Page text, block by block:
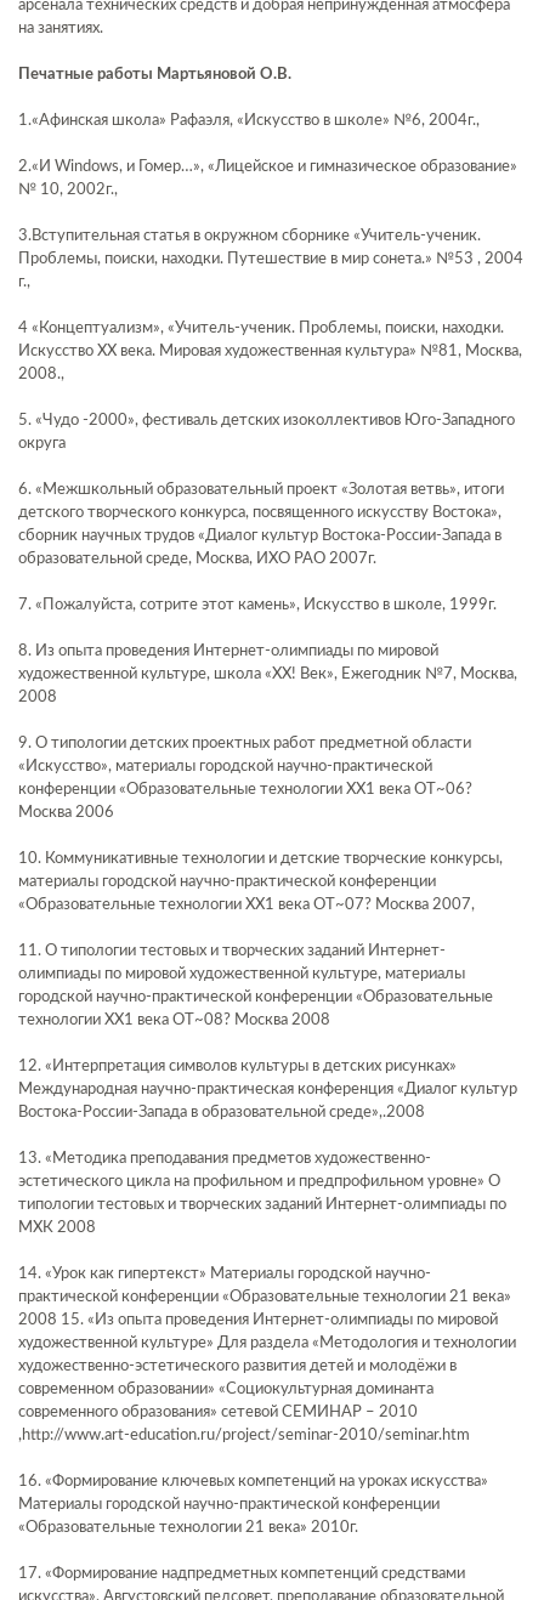
арсенала технических средств и добрая непринужденная атмосфера
на занятиях.
Печатные работы Мартьяновой О.В.
1.«Афинская школа» Рафаэля, «Искусство в школе» №6, 2004г.,
2.«И Windows, и Гомер…», «Лицейское и гимназическое образование»
№ 10, 2002г.,
3.Вступительная статья в окружном сборнике «Учитель-ученик.
Проблемы, поиски, находки. Путешествие в мир сонета.» №53 , 2004
г.,
4 «Концептуализм», «Учитель-ученик. Проблемы, поиски, находки.
Искусство ХХ века. Мировая художественная культура» №81, Москва,
2008.,
5. «Чудо -2000», фестиваль детских изоколлективов Юго-Западного
округа
6. «Межшкольный образовательный проект «Золотая ветвь», итоги
детского творческого конкурса, посвященного искусству Востока»,
сборник научных трудов «Диалог культур Востока-России-Запада в
образовательной среде, Москва, ИХО РАО 2007г.
7. «Пожалуйста, сотрите этот камень», Искусство в школе, 1999г.
8. Из опыта проведения Интернет-олимпиады по мировой
художественной культуре, школа «ХХ! Век», Ежегодник №7, Москва,
2008
9. О типологии детских проектных работ предметной области
«Искусство», материалы городской научно-практической
конференции «Образовательные технологии ХХ1 века ОТ~06?
Москва 2006
10. Коммуникативные технологии и детские творческие конкурсы,
материалы городской научно-практической конференции
«Образовательные технологии ХХ1 века ОТ~07? Москва 2007,
11. О типологии тестовых и творческих заданий Интернет-
олимпиады по мировой художественной культуре, материалы
городской научно-практической конференции «Образовательные
технологии ХХ1 века ОТ~08? Москва 2008
12. «Интерпретация символов культуры в детских рисунках»
Международная научно-практическая конференция «Диалог культур
Востока-России-Запада в образовательной среде»,.2008
13. «Методика преподавания предметов художественно-
эстетического цикла на профильном и предпрофильном уровне» О
типологии тестовых и творческих заданий Интернет-олимпиады по
МХК 2008
14. «Урок как гипертекст» Материалы городской научно-
практической конференции «Образовательные технологии 21 века»
2008 15. «Из опыта проведения Интернет-олимпиады по мировой
художественной культуре» Для раздела «Методология и технологии
художественно-эстетического развития детей и молодёжи в
современном образовании» «Социокультурная доминанта
современного образования» сетевой СЕМИНАР – 2010
,http://www.art-education.ru/project/seminar-2010/seminar.htm
16. «Формирование ключевых компетенций на уроках искусства»
Материалы городской научно-практической конференции
«Образовательные технологии 21 века» 2010г.
17. «Формирование надпредметных компетенций средствами